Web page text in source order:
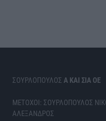
ΣΟΥΡΛΟΠΟΥΛΟΣ Α ΚΑΙ ΣΙΑ ΟΕ
ΜΕΤΟΧΟΙ: ΣΟΥΡΛΟΠΟΥΛΟΣ
ΑΛΕΞΑΝΔΡΟΣ